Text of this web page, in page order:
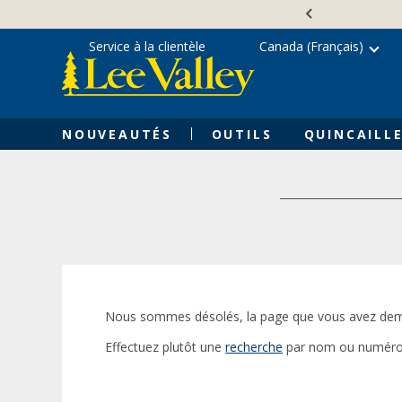
content
NOUVEAUTÉS OUTILS
Service à la clientèle Canada (Français)
Nous sommes désolés, la page que vous avez
Effectuez plutôt une recherche par nom ou